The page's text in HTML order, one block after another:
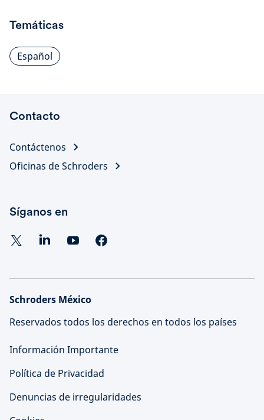
Temáticas
Español
Contacto
Contáctenos
Oficinas de Schroders
Síganos en
Schroders México
Reservados todos los derechos en todos los países
Información Importante
Política de Privacidad
Denuncias de irregularidades